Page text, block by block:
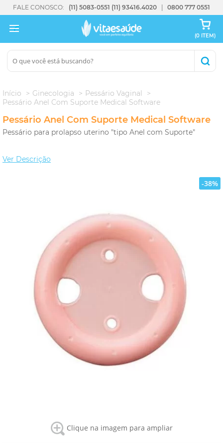
FALE CONOSCO: (11) 5083-0551 (11) 93416.4020 0800 777 0551
(0 ITEM)
Início Ginecologia
Pessário Vaginal
Pessário Anel Com Suporte Medical Software
Pessário Anel Com Suporte Medical Software
Pessário para prolapso uterino "tipo Anel com Suporte"
Ver Descrição
-38%
Clique na imagem para ampliar